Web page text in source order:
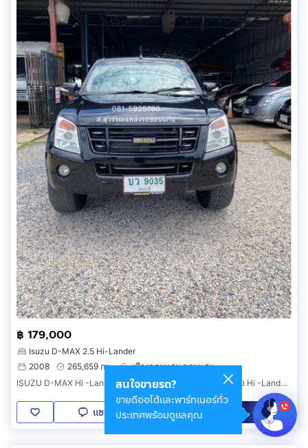
฿ 179,000
Isuzu D-MAX 2.5 Hi-Lander
2008
265,659 กม.
เมืองขอนแก่น ขอนแก่น
ISUZU D-MAX Hi -Lander โกลซีรี่ 2.5 ดีเซล เกียร์ธรรมดา ตัวสูง Hi -Lander ปี 2551
แชท LINE โทร
สนใจขายรถ?
ขายดีออโต้และพาร์ทเนอร์ทั่ว
ประเทศพร้อมดูแลคุณ